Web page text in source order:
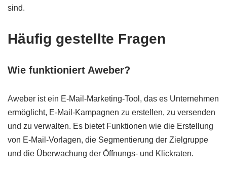
sind.
Häufig gestellte Fragen
Wie funktioniert Aweber?
Aweber ist ein E-Mail-Marketing-Tool, das es Unternehmen
ermöglicht, E-Mail-Kampagnen zu erstellen, zu versenden
und zu verwalten. Es bietet Funktionen wie die Erstellung
von E-Mail-Vorlagen, die Segmentierung der Zielgruppe
und die Überwachung der Öffnungs- und Klickraten.